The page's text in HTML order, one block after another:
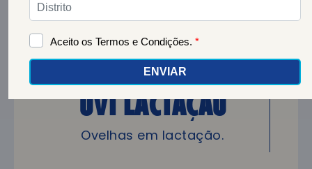
OVI Lactação
Ovelhas em lactação.